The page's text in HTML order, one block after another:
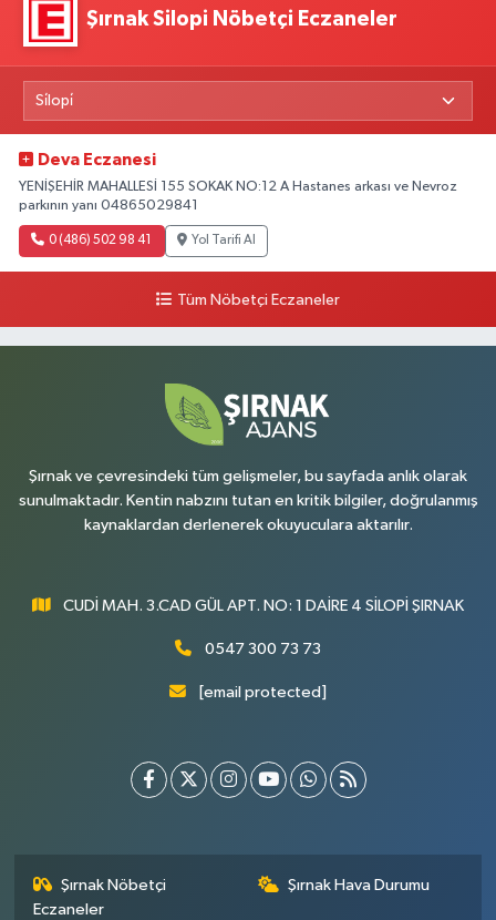
Şırnak Silopi Nöbetçi Eczaneler
Deva Eczanesi
YENİŞEHİR MAHALLESİ 155 SOKAK NO:12 A Hastanes arkası ve Nevroz
parkının yanı 04865029841
0 (486) 502 98 41 Yol Tarifi Al
Tüm Nöbetçi Eczaneler
Şırnak ve çevresindeki tüm gelişmeler, bu sayfada anlık olarak
sunulmaktadır. Kentin nabzını tutan en kritik bilgiler, doğrulanmış
kaynaklardan derlenerek okuyuculara aktarılır.
CUDİ MAH. 3.CAD GÜL APT. NO: 1 DAİRE 4 SİLOPİ ŞIRNAK
0547 300 73 73
[email protected]
Şırnak Nöbetçi
Eczaneler
Şırnak Hava Durumu